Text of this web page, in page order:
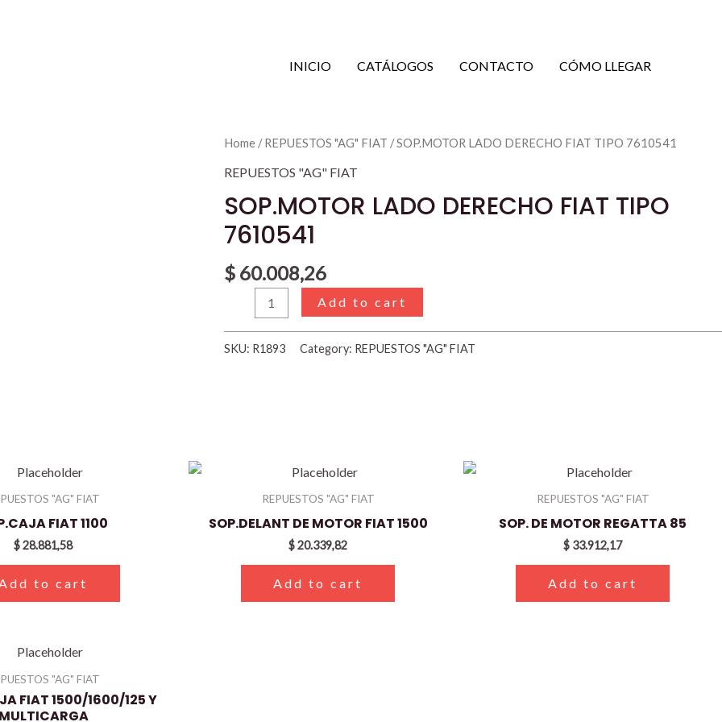
INICIO CATÁLOGOS CONTACTO CÓMO LLEGAR
Home/REPUESTOS "AG" FIAT / SOP.MOTOR LADO DERECHO FIAT TIPO 7610541
REPUESTOS "AG" FIAT
SOP.MOTOR LADO DERECHO FIAT TIPO
7610541
$60.008,26
SOP.MOTOR
FIAT
TIPO
quantity
Add to cart
SKU: R1893 Category: REPUESTOS "AG" FIAT
"AG" FIAT
FIAT 1100
$28.881,58
to cart
REPUESTOS "AG" FIAT
SOP.DELANT DE MOTOR FIAT 1500
$20.339,82
Add to cart
REPUESTOS "AG" FIAT
SOP. DE MOTOR REGATTA 85
$ 33.912,17
Add to cart
"AG" FIAT
FIAT 1500/1600/125 Y
MULTICARGA